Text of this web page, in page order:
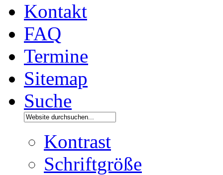
Kontakt
FAQ
Termine
Sitemap
Suche
Kontrast
Schriftgröße